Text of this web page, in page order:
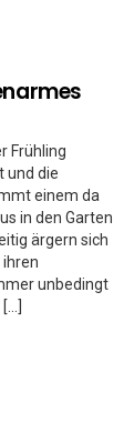
Frühling
und die
einem da
in den Garten
ärgern sich
unbedingt